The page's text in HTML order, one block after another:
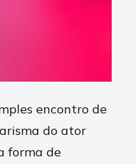
encontro de
do ator
forma de